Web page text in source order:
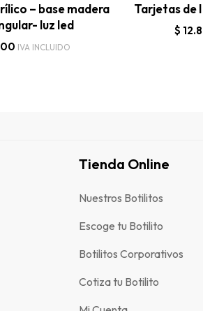
– base madera
luz led
IVA INCLUIDO
Tarjetas de
$
Tienda Online
Nuestros Botilitos
Escoge tu Botilito
Botilitos Corporativos
Cotiza tu Botilito